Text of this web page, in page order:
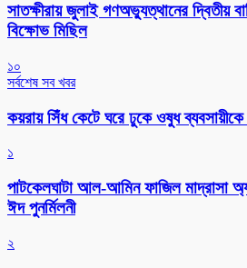
সাতক্ষীরায় জুলাই গণঅভ্যুত্থানের দ্বিতীয়
বিক্ষোভ মিছিল
১০
সর্বশেষ সব খবর
কয়রায় সিঁধ কেটে ঘরে ঢুকে ওষুধ
১
পাটকেলঘাটা আল-আমিন ফাজিল মাদ্রাসা
ঈদ পুনর্মিলনী
২